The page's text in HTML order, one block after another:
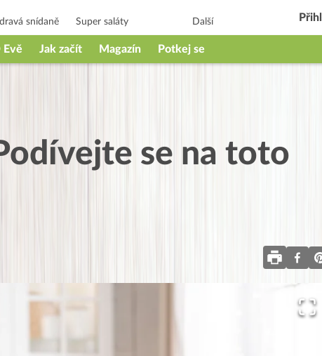
snídaně Super saláty Další
Evě Jak začít Magazín Potkej se
se na toto